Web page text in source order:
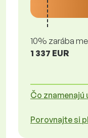
10% zarába
1 337 EUR
Čo znamenajú
Porovnajte si